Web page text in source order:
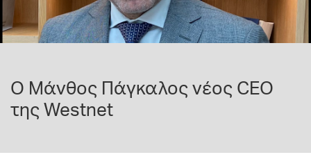
Ο Μάνθος Πάγκαλος νέος CEO
της Westnet